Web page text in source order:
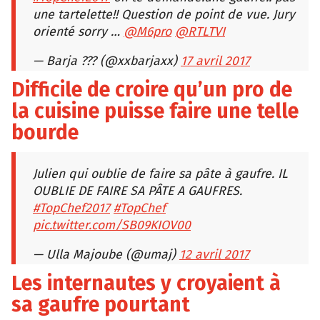
une tartelette!! Question de point de vue. Jury
orienté sorry … @M6pro @RTLTVI
— Barja ??? (@xxbarjaxx) 17 avril 2017
Difficile de croire qu’un pro de
la cuisine puisse faire une telle
bourde
Julien qui oublie de faire sa pâte à gaufre. IL
OUBLIE DE FAIRE SA PÂTE A GAUFRES.
#TopChef2017 #TopChef
pic.twitter.com/SB09KIOV00
— Ulla Majoube (@umaj) 12 avril 2017
Les internautes y croyaient à
sa gaufre pourtant